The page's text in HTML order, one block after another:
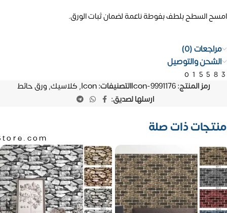
امسح السطح بلطف بفوطة ناعمة لضمان ثبات الورق.
مراجعات (0)
الشحن والتوصيل
رمز المنتج:Icon-9991176التصنيفات:Icon
, كلاسيك, ورق حائط
ارسلها لصديق:
منتجات ذات صلة